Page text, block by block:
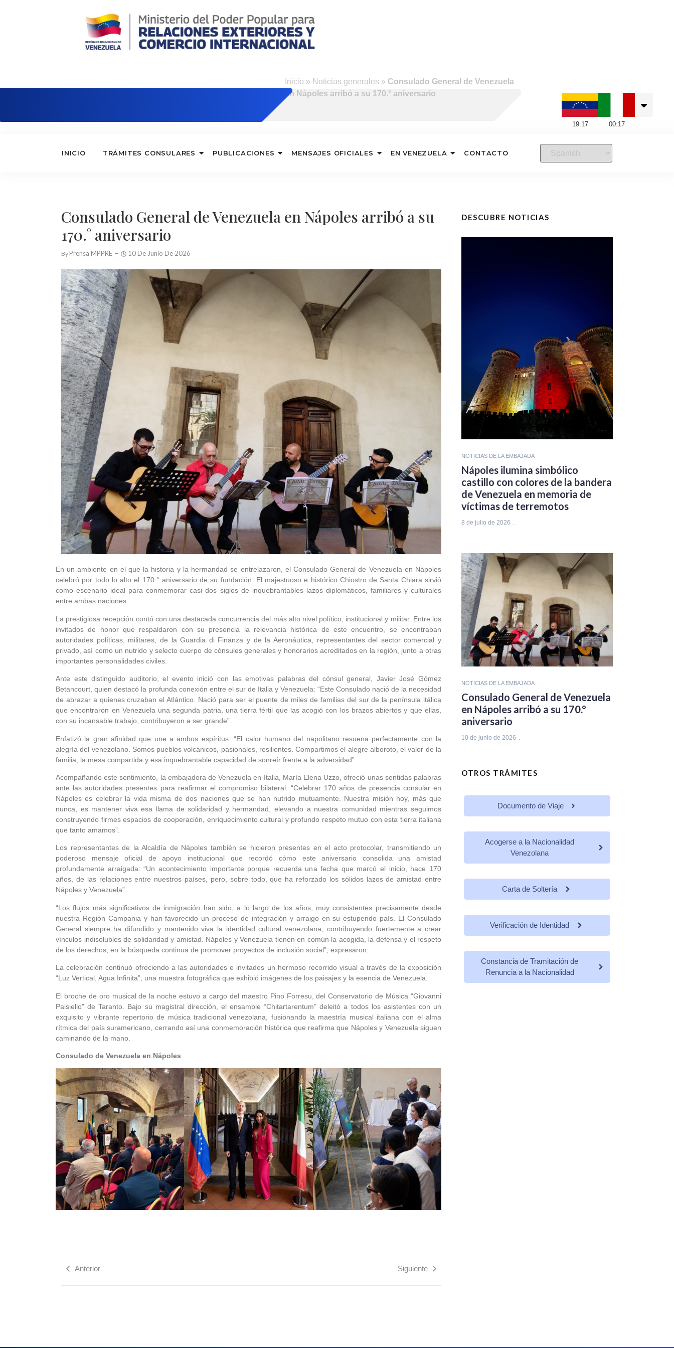
Inicio » Noticias generales » Consulado General de Venezuela
en Nápoles arribó a su 170.° aniversario
19:17 00:17
INICIO TRÁMITES CONSULARES PUBLICACIONES MENSAJES OFICIALES EN VENEZUELA CONTACTO
Consulado General de Venezuela en Nápoles arribó a su
170.° aniversario
By Prensa MPPRE 10 De Junio De 2026
En un ambiente en el que la historia y la hermandad se entrelazaron, el Consulado General de Venezuela en Nápoles
celebró por todo lo alto el 170.° aniversario de su fundación. El majestuoso e histórico Chiostro de Santa Chiara sirvió
como escenario ideal para conmemorar casi dos siglos de inquebrantables lazos diplomáticos, familiares y culturales
entre ambas naciones.
La prestigiosa recepción contó con una destacada concurrencia del más alto nivel político, institucional y militar. Entre los
invitados de honor que respaldaron con su presencia la relevancia histórica de este encuentro, se encontraban
autoridades políticas, militares, de la Guardia di Finanza y de la Aeronáutica, representantes del sector comercial y
privado, así como un nutrido y selecto cuerpo de cónsules generales y honorarios acreditados en la región, junto a otras
importantes personalidades civiles.
Ante este distinguido auditorio, el evento inició con las emotivas palabras del cónsul general, Javier José Gómez
Betancourt, quien destacó la profunda conexión entre el sur de Italia y Venezuela: “Este Consulado nació de la necesidad
de abrazar a quienes cruzaban el Atlántico. Nació para ser el puente de miles de familias del sur de la península itálica
que encontraron en Venezuela una segunda patria, una tierra fértil que las acogió con los brazos abiertos y que ellas,
con su incansable trabajo, contribuyeron a ser grande”.
Enfatizó la gran afinidad que une a ambos espíritus: “El calor humano del napolitano resuena perfectamente con la
alegría del venezolano. Somos pueblos volcánicos, pasionales, resilientes. Compartimos el alegre alboroto, el valor de la
familia, la mesa compartida y esa inquebrantable capacidad de sonreír frente a la adversidad”.
Acompañando este sentimiento, la embajadora de Venezuela en Italia, María Elena Uzzo, ofreció unas sentidas palabras
ante las autoridades presentes para reafirmar el compromiso bilateral: “Celebrar 170 años de presencia consular en
Nápoles es celebrar la vida misma de dos naciones que se han nutrido mutuamente. Nuestra misión hoy, más que
nunca, es mantener viva esa llama de solidaridad y hermandad, elevando a nuestra comunidad mientras seguimos
construyendo firmes espacios de cooperación, enriquecimiento cultural y profundo respeto mutuo con esta tierra italiana
que tanto amamos”.
Los representantes de la Alcaldía de Nápoles también se hicieron presentes en el acto protocolar, transmitiendo un
poderoso mensaje oficial de apoyo institucional que recordó cómo este aniversario consolida una amistad
profundamente arraigada: “Un acontecimiento importante porque recuerda una fecha que marcó el inicio, hace 170
años, de las relaciones entre nuestros países, pero, sobre todo, que ha reforzado los sólidos lazos de amistad entre
Nápoles y Venezuela”.
“Los flujos más significativos de inmigración han sido, a lo largo de los años, muy consistentes precisamente desde
nuestra Región Campania y han favorecido un proceso de integración y arraigo en su estupendo país. El Consulado
General siempre ha difundido y mantenido viva la identidad cultural venezolana, contribuyendo fuertemente a crear
vínculos indisolubles de solidaridad y amistad. Nápoles y Venezuela tienen en común la acogida, la defensa y el respeto
de los derechos, en la búsqueda continua de promover proyectos de inclusión social”, expresaron.
La celebración continuó ofreciendo a las autoridades e invitados un hermoso recorrido visual a través de la exposición
“Luz Vertical, Agua Infinita”, una muestra fotográfica que exhibió imágenes de los paisajes y la esencia de Venezuela.
El broche de oro musical de la noche estuvo a cargo del maestro Pino Forresu, del Conservatorio de Música “Giovanni
Paisiello” de Taranto. Bajo su magistral dirección, el ensamble “Chitartarentum” deleitó a todos los asistentes con un
exquisito y vibrante repertorio de música tradicional venezolana, fusionando la maestría musical italiana con el alma
rítmica del país suramericano, cerrando así una conmemoración histórica que reafirma que Nápoles y Venezuela siguen
caminando de la mano.
Consulado de Venezuela en Nápoles
Anterior Siguiente
DESCUBRE NOTICIAS
NOTICIAS DE LA EMBAJADA
Nápoles ilumina simbólico
castillo con colores de la bandera
de Venezuela en memoria de
víctimas de terremotos
8 de julio de 2026
NOTICIAS DE LA EMBAJADA
Consulado General de Venezuela
en Nápoles arribó a su 170.°
aniversario
10 de junio de 2026
OTROS TRÁMITES
Documento de Viaje
Acogerse a la Nacionalidad
Venezolana
Carta de Soltería
Verificación de Identidad
Constancia de Tramitación de
Renuncia a la Nacionalidad